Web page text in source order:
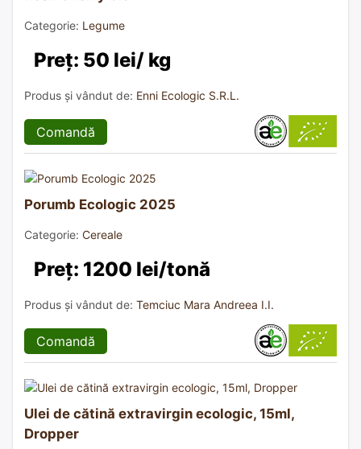
Categorie: Legume
Preț: 50 lei/ kg
Produs și vândut de: Enni Ecologic S.R.L.
Comandă
Porumb Ecologic 2025
Categorie: Cereale
Preț: 1200 lei/tonă
Produs și vândut de: Temciuc Mara Andreea I.I.
Comandă
Ulei de cătină extravirgin ecologic, 15ml,
Dropper